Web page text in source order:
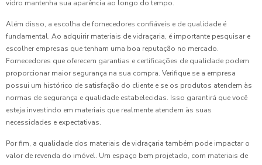
vidro mantenha sua aparência ao longo do tempo.
Além disso, a escolha de fornecedores confiáveis e de qualidade é
fundamental. Ao adquirir materiais de vidraçaria, é importante pesquisar e
escolher empresas que tenham uma boa reputação no mercado.
Fornecedores que oferecem garantias e certificações de qualidade podem
proporcionar maior segurança na sua compra. Verifique se a empresa
possui um histórico de satisfação do cliente e se os produtos atendem às
normas de segurança e qualidade estabelecidas. Isso garantirá que você
esteja investindo em materiais que realmente atendem às suas
necessidades e expectativas.
Por fim, a qualidade dos materiais de vidraçaria também pode impactar o
valor de revenda do imóvel. Um espaço bem projetado, com materiais de